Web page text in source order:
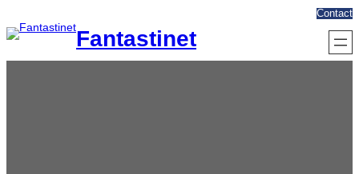
au
contenu
Fantastinet
Contact